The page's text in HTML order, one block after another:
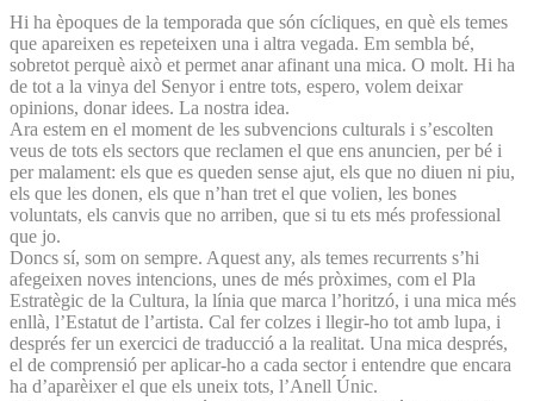
Hi ha èpoques de la temporada que són cícliques, en què els temes
que apareixen es repeteixen una i altra vegada. Em sembla bé,
sobretot perquè això et permet anar afinant una mica. O molt. Hi ha
de tot a la vinya del Senyor i entre tots, espero, volem deixar
opinions, donar idees. La nostra idea.
Ara estem en el moment de les subvencions culturals i s’escolten
veus de tots els sectors que reclamen el que ens anuncien, per bé i
per malament: els que es queden sense ajut, els que no diuen ni piu,
els que les donen, els que n’han tret el que volien, les bones
voluntats, els canvis que no arriben, que si tu ets més professional
que jo.
Doncs sí, som on sempre. Aquest any, als temes recurrents s’hi
afegeixen noves intencions, unes de més pròximes, com el Pla
Estratègic de la Cultura, la línia que marca l’horitzó, i una mica més
enllà, l’Estatut de l’artista. Cal fer colzes i llegir-ho tot amb lupa, i
després fer un exercici de traducció a la realitat. Una mica després,
el de comprensió per aplicar-ho a cada sector i entendre que encara
ha d’aparèixer el que els uneix tots, l’Anell Únic.